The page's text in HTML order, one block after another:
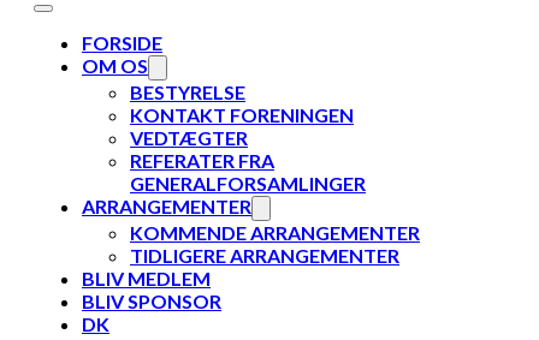
FORSIDE
OM OS
BESTYRELSE
KONTAKT FORENINGEN
VEDTÆGTER
REFERATER FRA
GENERALFORSAMLINGER
ARRANGEMENTER
KOMMENDE ARRANGEMENTER
TIDLIGERE ARRANGEMENTER
BLIV MEDLEM
BLIV SPONSOR
DK